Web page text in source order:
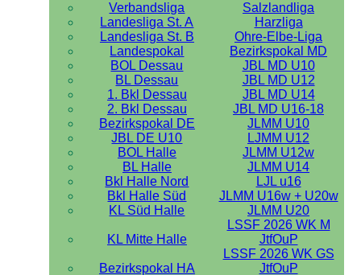
Verbandsliga
Salzlandliga
Landesliga St. A
Harzliga
Landesliga St. B
Ohre-Elbe-Liga
Landespokal
Bezirkspokal MD
BOL Dessau
JBL MD U10
BL Dessau
JBL MD U12
1. Bkl Dessau
JBL MD U14
2. Bkl Dessau
JBL MD U16-18
Bezirkspokal DE
JLMM U10
JBL DE U10
LJMM U12
BOL Halle
JLMM U12w
BL Halle
JLMM U14
Bkl Halle Nord
LJL u16
Bkl Halle Süd
JLMM U16w + U20w
KL Süd Halle
JLMM U20
KL Mitte Halle
LSSF 2026 WK M
JtfOuP
Bezirkspokal HA
LSSF 2026 WK GS
JtfOuP